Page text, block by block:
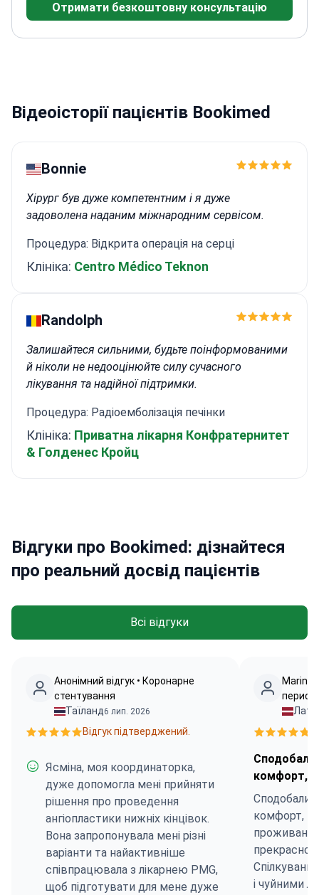
трансплантації серця в Навчально-дослідній
Отримати безкоштовну консультацію
Відеоісторії пацієнтів Bookimed
Bonnie
Хірург був дуже компетентним і я дуже
задоволена наданим міжнародним сервісом.
Процедура: Відкрита операція на серці
Клініка: Centro Médico Teknon
Randolph
Залишайтеся сильними, будьте поінформованими
й ніколи не недооцінюйте силу сучасного
лікування та надійної підтримки.
Процедура: Радіоемболізація печінки
Клініка: Приватна лікарня Конфратернитет
& Голденес Кройц
Відгуки про Bookimed: дізнайтеся
про реальний досвід пацієнтів
Всі відгуки
Анонімний відгук • Коронарне
стентування
Таїланд6 лип. 2026
Відгук підтверджений.
Ясміна, моя координаторка,
дуже допомогла мені прийняти
рішення про проведення
ангіопластики нижніх кінцівок.
Вона запропонувала мені різні
варіанти та найактивніше
співпрацювала з лікарнею PMG,
щоб підготувати для мене дуже
Marina
комфорт,
комфорт,
і чуйними